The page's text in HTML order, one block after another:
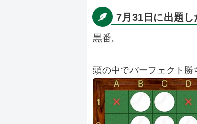
7月31日に出題し
黒番。
頭の中でパーフェクト勝